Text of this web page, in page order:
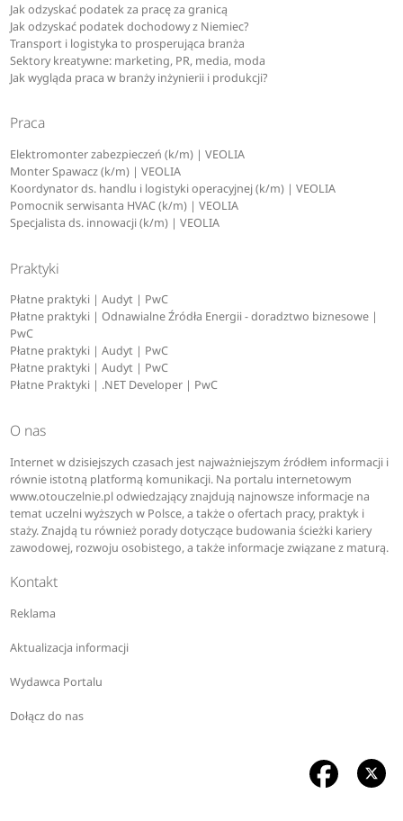
Jak odzyskać podatek za pracę za granicą
Jak odzyskać podatek dochodowy z Niemiec?
Transport i logistyka to prosperująca branża
Sektory kreatywne: marketing, PR, media, moda
Jak wygląda praca w branży inżynierii i produkcji?
Praca
Elektromonter zabezpieczeń (k/m) | VEOLIA
Monter Spawacz (k/m) | VEOLIA
Koordynator ds. handlu i logistyki operacyjnej (k/m) | VEOLIA
Pomocnik serwisanta HVAC (k/m) | VEOLIA
Specjalista ds. innowacji (k/m) | VEOLIA
Praktyki
Płatne praktyki | Audyt | PwC
Płatne praktyki | Odnawialne Źródła Energii - doradztwo biznesowe |
PwC
Płatne praktyki | Audyt | PwC
Płatne praktyki | Audyt | PwC
Płatne Praktyki | .NET Developer | PwC
O nas
Internet w dzisiejszych czasach jest najważniejszym źródłem informacji i
równie istotną platformą komunikacji. Na portalu internetowym
www.otouczelnie.pl odwiedzający znajdują najnowsze informacje na
temat uczelni wyższych w Polsce, a także o ofertach pracy, praktyk i
staży. Znajdą tu również porady dotyczące budowania ścieżki kariery
zawodowej, rozwoju osobistego, a także informacje związane z maturą.
Kontakt
Reklama
Aktualizacja informacji
Wydawca Portalu
Dołącz do nas